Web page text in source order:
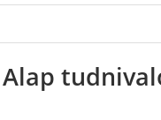
Alap